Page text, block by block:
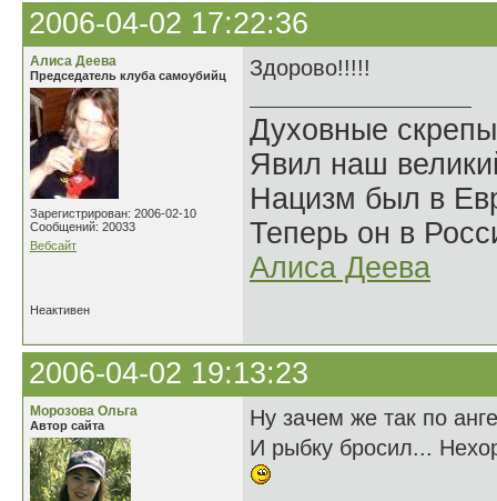
2006-04-02 17:22:36
Алиса Деева
Председатель клуба самоубийц
Зарегистрирован: 2006-02-10
Сообщений: 20033
Вебсайт
Здорово!!!!!
Духовные
Явил наш
Нацизм был в
Теперь он в
Алиса Деева
Неактивен
2006-04-02 19:13:23
Морозова Ольга
Автор сайта
Ну зачем же так по
И рыбку бросил...